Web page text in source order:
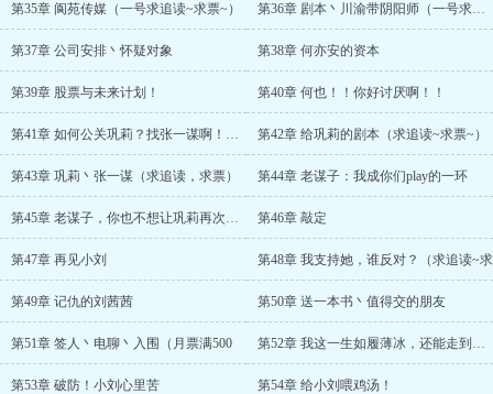
第35章 阆苑传媒（一号求追读~求票~） 第36章 剧本丶川渝带阴阳师（一号求追读
第37章 公司安排丶怀疑对象 第38章 何亦安的资本
第39章 股票与未来计划！ 第40章 何也！！你好讨厌啊！！
第41章 如何公关巩莉？找张一谋啊！（求 第42章 给巩莉的剧本（求追读~求票~）
第43章 巩莉丶张一谋（求追读，求票） 第44章 老谋子：我成你们play的一环
第45章 老谋子，你也不想让巩莉再次感到 第46章 敲定
第47章 再见小刘 第48章 我支持她，谁反对？（求追读~求
第49章 记仇的刘茜茜 第50章 送一本书丶值得交的朋友
第51章 签人丶电聊丶入围（月票满500 第52章 我这一生如履薄冰，还能走到对岸
第53章 破防！小刘心里苦 第54章 给小刘喂鸡汤！